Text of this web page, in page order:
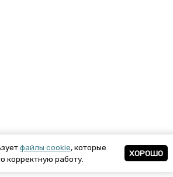
файлы cookie, которые
корректную работу.
ХОРОШО